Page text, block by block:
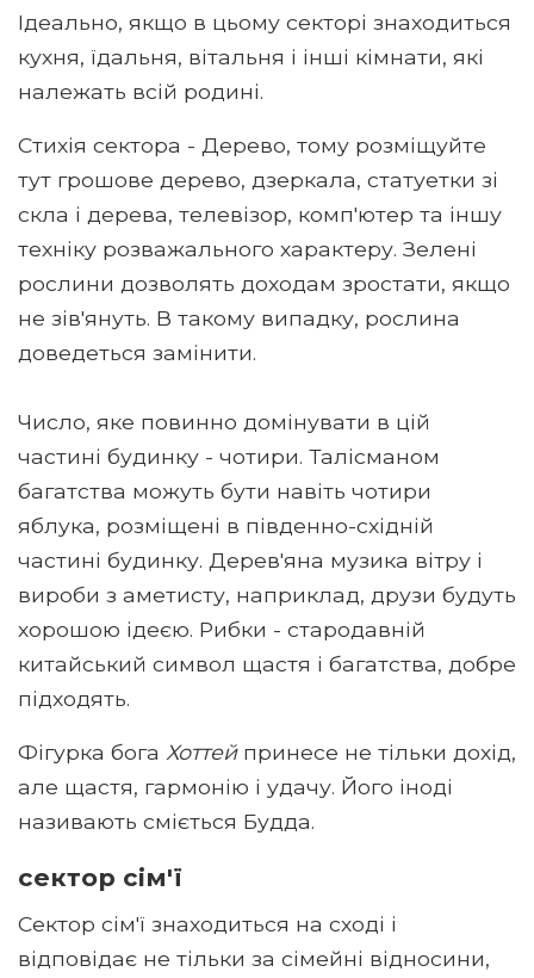
Ідеально, якщо в цьому секторі знаходиться
кухня, їдальня, вітальня і інші кімнати, які
належать всій родині.
Стихія сектора - Дерево, тому розміщуйте
тут грошове дерево, дзеркала, статуетки зі
скла і дерева, телевізор, комп'ютер та іншу
техніку розважального характеру. Зелені
рослини дозволять доходам зростати, якщо
не зів'януть. В такому випадку, рослина
доведеться замінити.
Число, яке повинно домінувати в цій
частині будинку - чотири. Талісманом
багатства можуть бути навіть чотири
яблука, розміщені в південно-східній
частині будинку. Дерев'яна музика вітру і
вироби з аметисту, наприклад, друзи будуть
хорошою ідеєю. Рибки - стародавній
китайський символ щастя і багатства, добре
підходять.
Фігурка бога Хоттейпринесе не тільки дохід,
але щастя, гармонію і удачу. Його іноді
називають сміється Будда.
сектор сім'ї
Сектор сім'ї знаходиться на сході і
відповідає не тільки за сімейні відносини,